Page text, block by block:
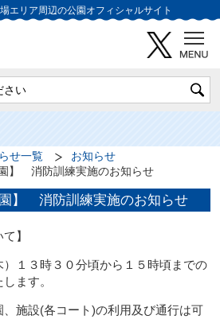
エリア周辺の公園オフィシャルサイト
せ一覧
お知らせ
園】 消防訓練実施のお知らせ
園】 消防訓練実施のお知らせ
】
１３時３０分頃から１５時頃までの
ます。
施設(各コート)の利用及び通行は可